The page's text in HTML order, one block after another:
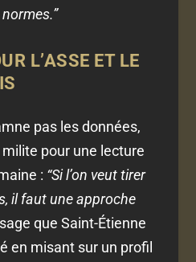
L’ASSE ET LE
pas les données,
pour une lecture
: “Si l’on veut tirer
il faut une approche
que Saint-Étienne
en misant sur un profil